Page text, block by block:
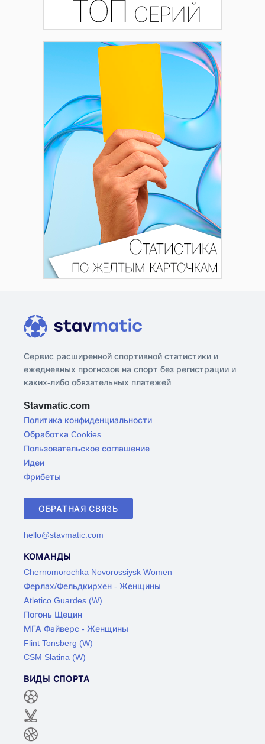
Сервис расширенной спортивной статистики и
ежедневных прогнозов на спорт без регистрации и
каких-либо обязательных платежей.
Stavmatic.com
Политика конфиденциальности
Обработка Cookies
Пользовательское соглашение
Идеи
Фрибеты
ОБРАТНАЯ СВЯЗЬ
hello@stavmatic.com
КОМАНДЫ
Chernomorochka Novorossiysk Women
Ферлах/Фельдкирхен - Женщины
Atletico Guardes (W)
Погонь Щецин
МГА Файверс - Женщины
Flint Tonsberg (W)
CSM Slatina (W)
ВИДЫ СПОРТА